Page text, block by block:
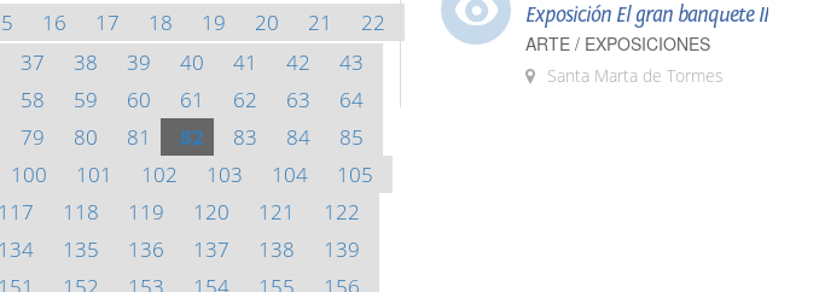
16 17 18 19 20 21
22
37 38 39 40 41 42
43
58 59 60 61 62 63
64
79 80 81 82 83 84
85
100 101 102 103 104
105
117 118 119 120 121
122
134 135 136 137 138
139
Exposición El gran banquete II
ARTE / EXPOSICIONES
Santa Marta de Tormes